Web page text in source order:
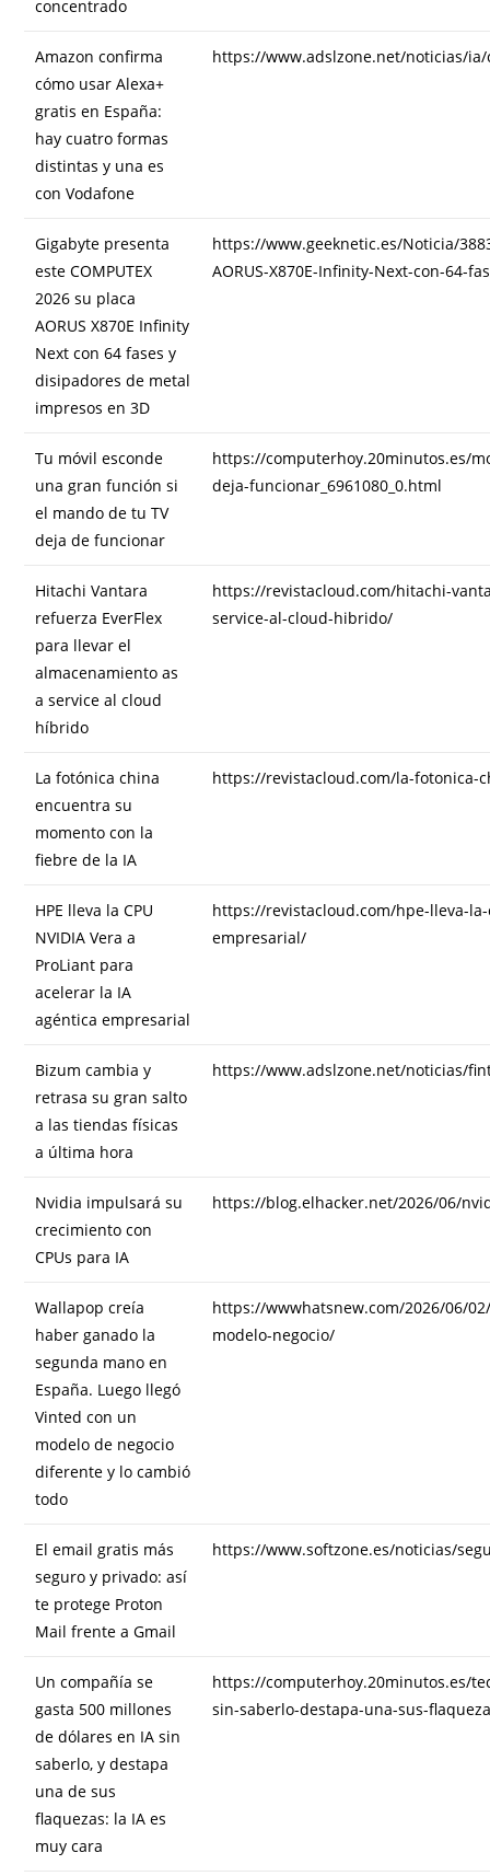
concentrado
Amazon confirma
cómo usar Alexa+
gratis en España:
hay cuatro formas
distintas y una es
con Vodafone
https://www.adslzone.net/noticias/
Gigabyte presenta
este COMPUTEX
2026 su placa
AORUS X870E Infinity
Next con 64 fases y
disipadores de metal
impresos en 3D
https://www.geeknetic.es/Noticia/
AORUS-X870E-Infinity-Next-con-64-
Tu móvil esconde
una gran función si
el mando de tu TV
deja de funcionar
https://computerhoy.20minutos.es/
deja-funcionar_6961080_0.html
Hitachi Vantara
refuerza EverFlex
para llevar el
almacenamiento as
a service al cloud
híbrido
https://revistacloud.com/hitachi-
service-al-cloud-hibrido/
La fotónica china
encuentra su
momento con la
fiebre de la IA
https://revistacloud.com/la-fotonica-
HPE lleva la CPU
NVIDIA Vera a
ProLiant para
acelerar la IA
agéntica empresarial
https://revistacloud.com/hpe-lleva-
empresarial/
Bizum cambia y
retrasa su gran salto
a las tiendas físicas
a última hora
https://www.adslzone.net/noticias/
Nvidia impulsará su
crecimiento con
CPUs para IA
https://blog.elhacker.net/2026/06/
Wallapop creía
haber ganado la
segunda mano en
España. Luego llegó
Vinted con un
modelo de negocio
diferente y lo cambió
todo
https://wwwhatsnew.com/2026/06/
modelo-negocio/
El email gratis más
seguro y privado: así
te protege Proton
Mail frente a Gmail
https://www.softzone.es/noticias/
Un compañía se
gasta 500 millones
de dólares en IA sin
saberlo, y destapa
una de sus
flaquezas: la IA es
muy cara
https://computerhoy.20minutos.es/
sin-saberlo-destapa-una-sus-